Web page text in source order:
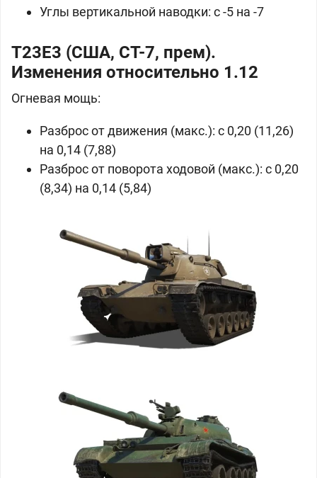
Углы вертикальной наводки: с -5 на -7
T23E3 (США, СТ-7, прем).
Изменения относительно 1.12
Огневая мощь:
Разброс от движения (макс.): с 0,20 (11,26)
на 0,14 (7,88)
Разброс от поворота ходовой (макс.): с 0,20
(8,34) на 0,14 (5,84)